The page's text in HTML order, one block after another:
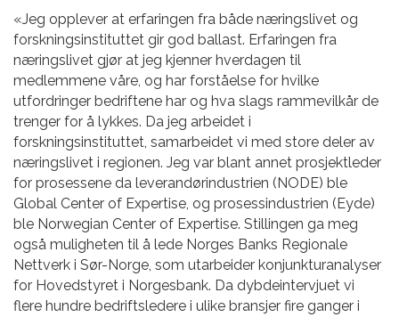
«Jeg opplever at erfaringen fra både næringslivet og
forskningsinstituttet gir god ballast. Erfaringen fra
næringslivet gjør at jeg kjenner hverdagen til
medlemmene våre, og har forståelse for hvilke
utfordringer bedriftene har og hva slags rammevilkår de
trenger for å lykkes. Da jeg arbeidet i
forskningsinstituttet, samarbeidet vi med store deler av
næringslivet i regionen. Jeg var blant annet prosjektleder
for prosessene da leverandørindustrien (NODE) ble
Global Center of Expertise, og prosessindustrien (Eyde)
ble Norwegian Center of Expertise. Stillingen ga meg
også muligheten til å lede Norges Banks Regionale
Nettverk i Sør-Norge, som utarbeider konjunkturanalyser
for Hovedstyret i Norgesbank. Da dybdeintervjuet vi
flere hundre bedriftsledere i ulike bransjer fire ganger i